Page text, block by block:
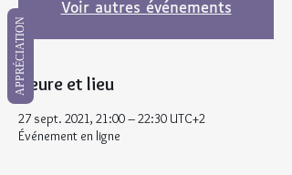
Voir autres événements
Heure et lieu
27 sept. 2021, 21:00 – 22:30 UTC+2
Événement en ligne
APPRÉCIATION